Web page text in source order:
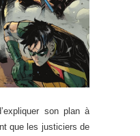
son plan à
que les justiciers de